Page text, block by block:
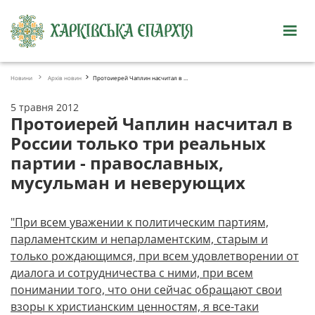
Новини Архів новин Протоиерей Чаплин насчитал в России только три реальных партии -
5 травня 2012
Протоиерей Чаплин насчитал в
России только три реальных
партии - православных,
мусульман и неверующих
"При всем уважении к политическим партиям,
парламентским и непарламентским, старым и
только рождающимся, при всем удовлетворении от
диалога и сотрудничества с ними, при всем
понимании того, что они сейчас обращают свои
взоры к христианским ценностям, я все-таки